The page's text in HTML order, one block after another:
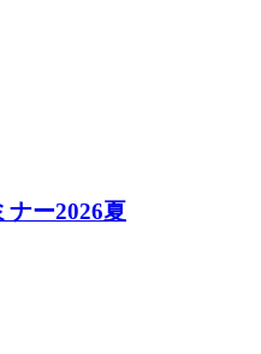
ナー2026夏